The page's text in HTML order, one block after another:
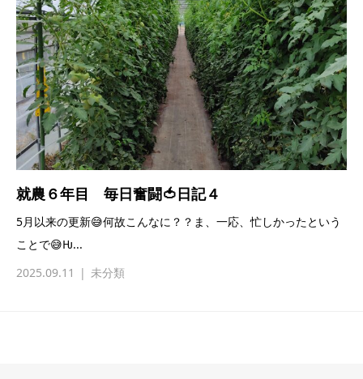
就農６年目 毎日奮闘🍅日記４
5月以来の更新😅何故こんなに？？ま、一応、忙しかったという
ことで😅Ƕ...
2025.09.11
未分類